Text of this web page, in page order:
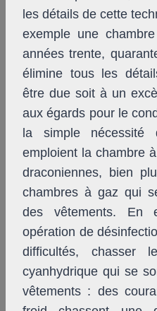
les détails de cette
exemple une
années trente,
élimine tous les
être due soit à un
aux égards pour le
la simple nécessité
emploient la chambre
draconiennes, bien
chambres à gaz qui
des vêtements. En
opération de
difficultés, chasser
cyanhydrique qui se
vêtements : des